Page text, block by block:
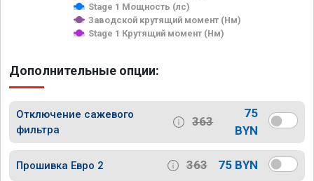
Stage 1 Мощность (лс)
Заводской крутящий момент (Нм)
Stage 1 Крутящий момент (Нм)
Дополнительные опции:
Отключение сажевого
фильтра
363
75
BYN
Прошивка Евро 2 363 75 BYN